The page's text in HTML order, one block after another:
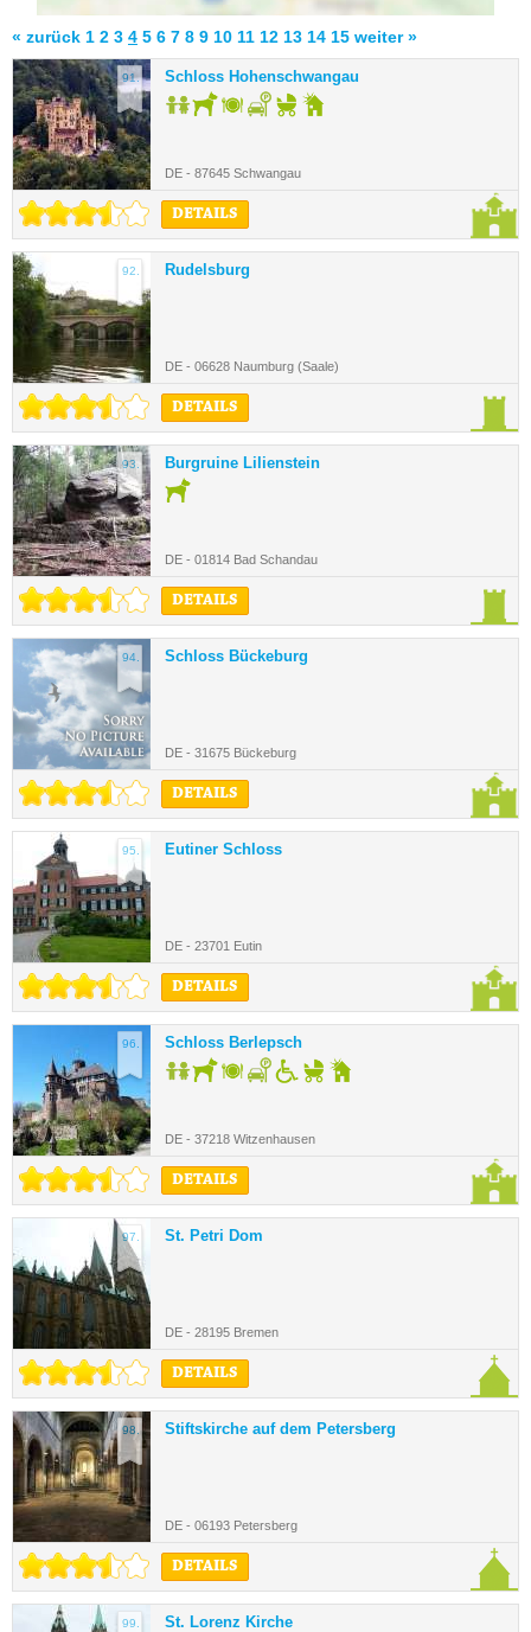
« zurück 1 2 3 4 5 6 7 8 9 10 11 12 13 14 15 weiter »
91. Schloss Hohenschwangau
DE - 87645 Schwangau
DETAILS
92. Rudelsburg
DE - 06628 Naumburg (Saale)
DETAILS
93. Burgruine Lilienstein
DE - 01814 Bad Schandau
DETAILS
94. Schloss Bückeburg
DE - 31675 Bückeburg
DETAILS
95. Eutiner Schloss
DE - 23701 Eutin
DETAILS
96. Schloss Berlepsch
DE - 37218 Witzenhausen
DETAILS
97. St. Petri Dom
DE - 28195 Bremen
DETAILS
98. Stiftskirche auf dem Petersberg
DE - 06193 Petersberg
DETAILS
99. St. Lorenz Kirche